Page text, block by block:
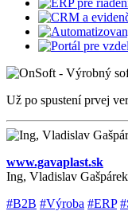
Už po spustení prvej
www.gavaplast.sk
Ing, Vladislav
#B2B #Výroba #ERP